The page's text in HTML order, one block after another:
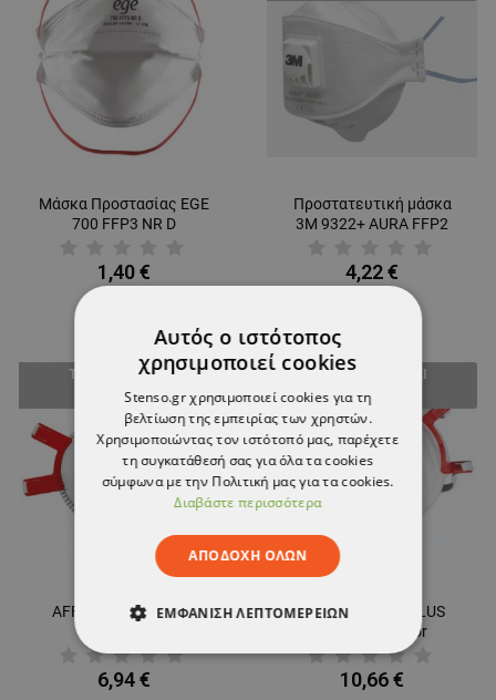
Μάσκα Προστασίας EGE
700 FFP3 NR D
1,40 €
Προστατευτική μάσκα
3M 9322+ AURA FFP2
4,22 €
ТΟ ΠΡΟΪΌΝ ΈΧΕΙ
ΕΞΑΝΤΛΗΘΕΊ
AFFINITY 2131 FFP3
6,94 €
ТΟ ΠΡΟΪΌΝ ΈΧΕΙ
ΕΞΑΝΤΛΗΘΕΊ
AFFINITY FFP3 PLUS
1131 Respirator
10,66 €
Αυτός ο ιστότοπος
χρησιμοποιεί cookies
Stenso.gr χρησιμοποιεί cookies για τη
βελτίωση της εμπειρίας των χρηστών.
Χρησιμοποιώντας τον ιστότοπό μας, παρέχετε
τη συγκατάθεσή σας για όλα τα cookies
σύμφωνα με την Πολιτική μας για τα cookies.
Διαβάστε περισσότερα
ΑΠΟΔΟΧΉ ΌΛΩΝ
ΕΜΦΆΝΙΣΗ ΛΕΠΤΟΜΕΡΕΙΏΝ
ΑΠΟΛΎΤΩΣ ΑΠΑΡΑΊΤΗΤΑ